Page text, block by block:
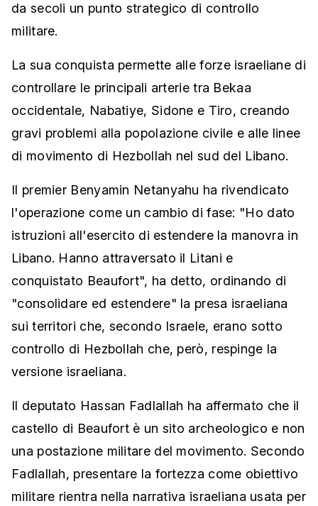
da secoli un punto strategico di controllo
militare.
La sua conquista permette alle forze israeliane di
controllare le principali arterie tra Bekaa
occidentale, Nabatiye, Sidone e Tiro, creando
gravi problemi alla popolazione civile e alle linee
di movimento di Hezbollah nel sud del Libano.
Il premier Benyamin Netanyahu ha rivendicato
l'operazione come un cambio di fase: "Ho dato
istruzioni all'esercito di estendere la manovra in
Libano. Hanno attraversato il Litani e
conquistato Beaufort", ha detto, ordinando di
"consolidare ed estendere" la presa israeliana
sui territori che, secondo Israele, erano sotto
controllo di Hezbollah che, però, respinge la
versione israeliana.
Il deputato Hassan Fadlallah ha affermato che il
castello di Beaufort è un sito archeologico e non
una postazione militare del movimento. Secondo
Fadlallah, presentare la fortezza come obiettivo
militare rientra nella narrativa israeliana usata per